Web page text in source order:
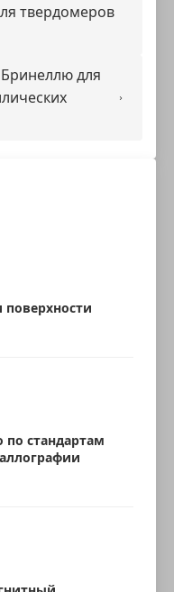
твердомеров
для
по стандартам